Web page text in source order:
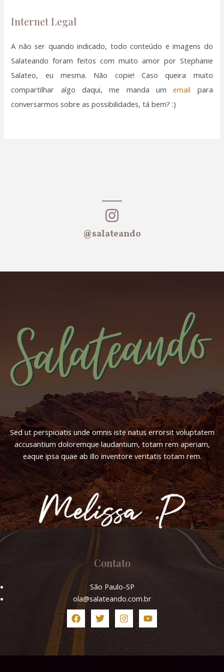
r
Internet Legal
A não ser quando indicado, todo conteúdo e imagens do
Salateando foram feitos com muito amor por Stephanie
Salateo, eu mesma. Não copie! Caso queira muito
compartilhar algo daqui, me manda umemail para
conversarmos sobre as possibilidades, tá bem? :)
@salateando
Sed ut perspiciatis unde omnis iste natus errorsit voluptatem
accusantium doloremque laudantium, totam rem aperiam,
eaque ipsa quae ab illo inventore veritatis totam rem.
Contato
São Paulo-SP
ola@salateando.com.br